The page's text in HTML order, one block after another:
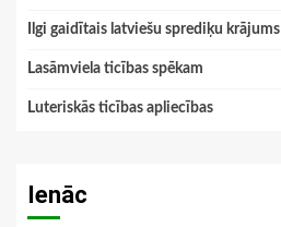
Ilgi gaidītais latviešu sprediķu krājums
Lasāmviela ticības spēkam
Luteriskās ticības apliecības
Ienāc